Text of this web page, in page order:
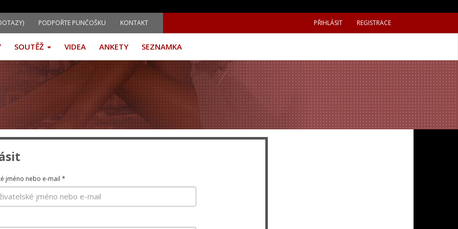
PODPOŘTE PUNČOŠKU KONTAKT PŘIHLÁSIT REGISTRACE
SOUTĚŽ VIDEA ANKETY SEZNAMKA
jméno nebo e-mail *